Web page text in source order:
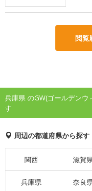
閲覧
兵庫県 のGW(ゴールデン
す
周辺の都道府県から探す
関西 滋賀
兵庫県 奈良